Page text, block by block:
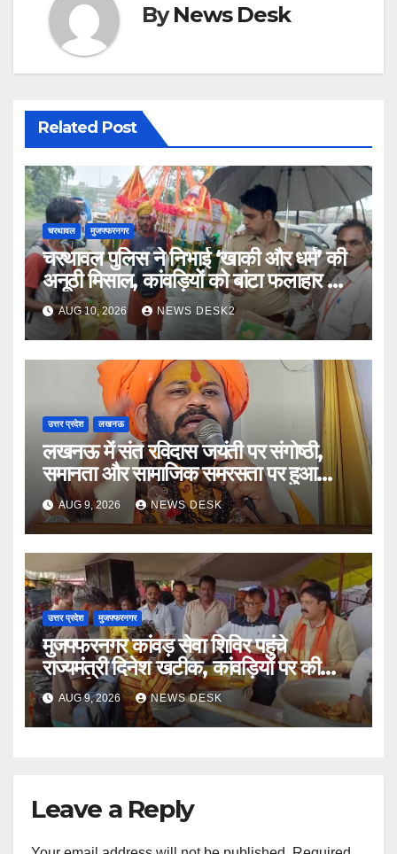
ByNews Desk
Related Post
चरथावल मुजफ्फरनगर
चरथावल पुलिस ने निभाई ‘खाकी और धर्म’ की
अनूठी मिसाल, कांवड़ियों को बांटा फलाहार और
जलAUG 10, 2026 NEWS DESK2
उत्तर प्रदेश लखनऊ
लखनऊ में संत रविदास जयंती पर संगोष्ठी,
समानता और सामाजिक समरसता पर हुआ
मंथन
AUG 9, 2026 NEWS DESK
उत्तर प्रदेश मुजफ्फरनगर
मुजफ्फरनगर कांवड़ सेवा शिविर पहुंचे
राज्यमंत्री दिनेश खटीक, कांवड़ियों पर की
पुष्पवर्षा ’
AUG 9, 2026 NEWS DESK
Leave a Reply